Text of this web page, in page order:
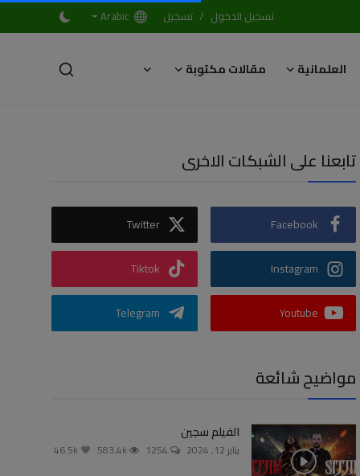
تسجيل الدخول / تسجيل Arabic
العلمانية
مقالات مكتوبة
تابعنا على الشبكات الاخرى
Facebook
Twitter
Instagram
Tiktok
Youtube
Telegram
مواضيح شائعة
الفيلم سجين
يناير 12, 2024 1254
583.4k